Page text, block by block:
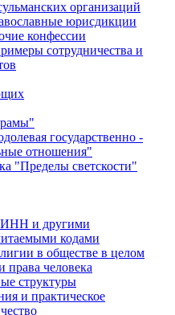
организаций
юрисдикции
конфессии
сотрудничества и
государственно -
отношения"
"Пределы светскости"
ИНН и другими
кодами
в обществе в целом
права человека
структуры
и практическое